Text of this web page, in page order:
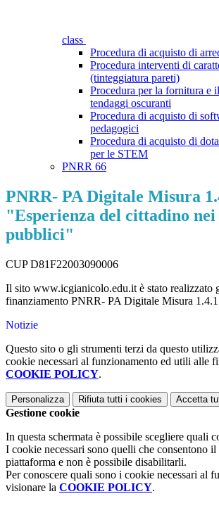
class
Procedura di acquisto di
Procedura interventi di
(tinteggiatura pareti)
Procedura per la fornitura e
tendaggi oscuranti
Procedura di acquisto di
pedagogici
Procedura di acquisto di
per le STEM
PNRR 66
PNRR- PA Digitale Misura
"Esperienza del cittadino
pubblici"
CUP D81F22003090006
Il sito www.icgianicolo.edu.it è stato realizzato
finanziamento PNRR- PA Digitale Misura 1.4.1
Notizie
Questo sito o gli strumenti terzi da questo
cookie necessari al funzionamento ed utili alle
COOKIE POLICY.
Personalizza Rifiuta tutti i cookies Accetta
Gestione cookie
In questa schermata è possibile scegliere quali
I cookie necessari sono quelli che consentono
piattaforma e non è possibile disabilitarli.
Per conoscere quali sono i cookie necessari al
visionare la COOKIE POLICY.